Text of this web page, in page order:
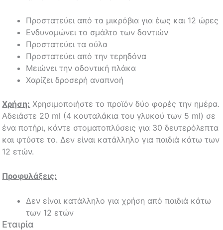
Προστατεύει από τα μικρόβια για έως και 12 ώρες
Ενδυναμώνει το σμάλτο των δοντιών
Προστατεύει τα ούλα
Προστατεύει από την τερηδόνα
Μειώνει την οδοντική πλάκα
Χαρίζει δροσερή αναπνοή
Χρήση: Χρησιμοποιήστε το προϊόν δύο φορές την ημέρα.
Αδειάστε 20 ml (4 κουταλάκια του γλυκού των 5 ml) σε
ένα ποτήρι, κάντε στοματοπλύσεις για 30 δευτερόλεπτα
και φτύστε το. Δεν είναι κατάλληλο για παιδιά κάτω των
12 ετών.
Προφυλάξεις:
Δεν είναι κατάλληλο για χρήση από παιδιά κάτω
των 12 ετών
Εταιρία